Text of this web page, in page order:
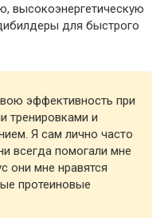
высокоэнергетическую
для быстрого
эффективность при
тренировками и
Я сам лично часто
всегда помогали мне
они мне нравятся
протеиновые